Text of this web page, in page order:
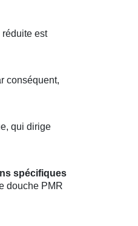
est
conséquent,
qui dirige
spécifiques
douche PMR